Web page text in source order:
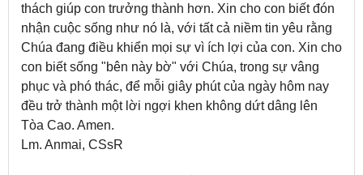
thách giúp con trưởng thành hơn. Xin cho con biết đón
nhận cuộc sống như nó là, với tất cả niềm tin yêu rằng
Chúa đang điều khiển mọi sự vì ích lợi của con. Xin cho
con biết sống "bên này bờ" với Chúa, trong sự vâng
phục và phó thác, để mỗi giây phút của ngày hôm nay
đều trở thành một lời ngợi khen không dứt dâng lên
Tòa Cao. Amen.
Lm. Anmai, CSsR